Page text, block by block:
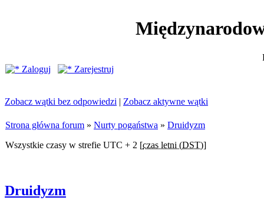
Zaloguj
Zarejestruj
Zobacz wątki bez odpowiedzi | Zobacz aktywne wątki
Strona główna forum » Nurty pogaństwa » Druidyzm
Wszystkie czasy w strefie UTC + 2 [czas letni (DST)]
Druidyzm